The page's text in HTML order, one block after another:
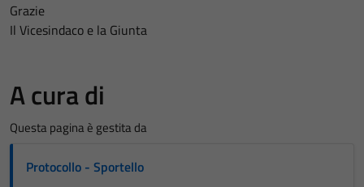
Grazie
Il Vicesindaco e la Giunta
A cura di
Questa pagina è gestita da
Protocollo - Sportello